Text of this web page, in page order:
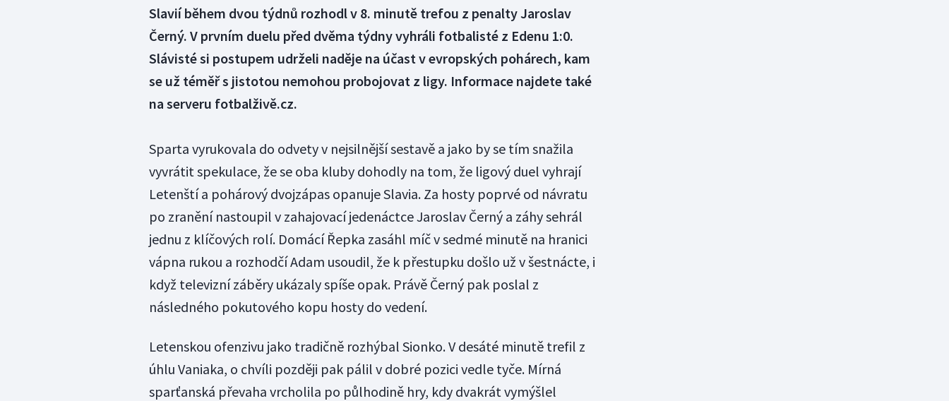
Slavií během dvou týdnů rozhodl v 8. minutě trefou z penalty Jaroslav
Černý. V prvním duelu před dvěma týdny vyhráli fotbalisté z Edenu 1:0.
Slávisté si postupem udrželi naděje na účast v evropských pohárech, kam
se už téměř s jistotou nemohou probojovat z ligy. Informace najdete také
na serveru fotbalživě.cz.
Sparta vyrukovala do odvety v nejsilnější sestavě a jako by se tím snažila
vyvrátit spekulace, že se oba kluby dohodly na tom, že ligový duel vyhrají
Letenští a pohárový dvojzápas opanuje Slavia. Za hosty poprvé od návratu
po zranění nastoupil v zahajovací jedenáctce Jaroslav Černý a záhy sehrál
jednu z klíčových rolí. Domácí Řepka zasáhl míč v sedmé minutě na hranici
vápna rukou a rozhodčí Adam usoudil, že k přestupku došlo už v šestnácte, i
když televizní záběry ukázaly spíše opak. Právě Černý pak poslal z
následného pokutového kopu hosty do vedení.
Letenskou ofenzivu jako tradičně rozhýbal Sionko. V desáté minutě trefil z
úhlu Vaniaka, o chvíli později pak pálil v dobré pozici vedle tyče. Mírná
sparťanská převaha vrcholila po půlhodině hry, kdy dvakrát vymýšlel